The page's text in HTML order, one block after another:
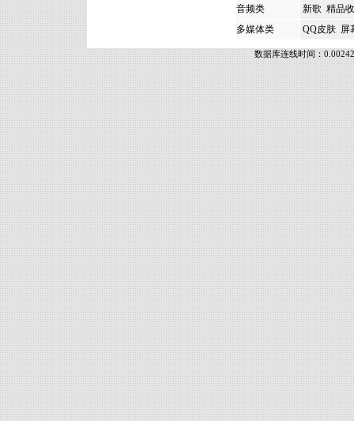
音频类
新歌 精品
多媒体类
QQ皮肤 屏
数据库连线时间：